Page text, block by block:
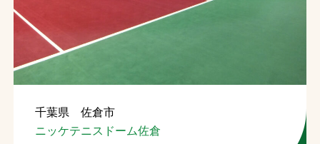
千葉県 佐倉市
ニッケテニスドーム佐倉